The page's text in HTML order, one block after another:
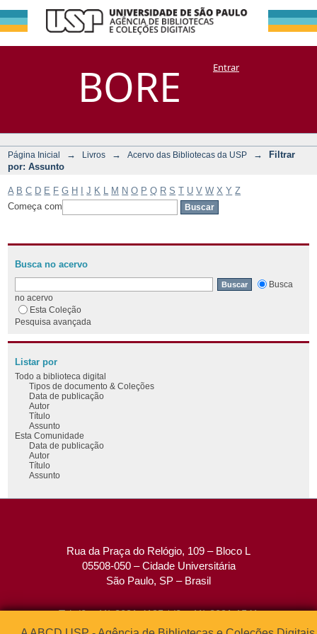
BORE
Filtrar por:
Assunto
DSpace/Manakin + CoriscoEntrar
Página Inicial → Livros → Acervo das Bibliotecas da USP →
Filtrar
por: Assunto
A B C D E F G H J K M N O P Q R S T U V W X Y Z
Começa com
Busca no acervo
Busca
no acervo
Esta Coleção
Pesquisa avançada
Listar por
Todo a biblioteca digital
Tipos de documento & Coleções
Data de publicação
Autor
Título
Assunto
Esta Comunidade
Data de publicação
Autor
Título
Assunto
Rua da Praça do Relógio, 109 – Bloco L
05508-050 – Cidade Universitária
São Paulo, SP – Brasil
Tel: (0xx11) 3091-4195 / (0xx11) 3091-1541
Fax: (0xx11) 3091-1567